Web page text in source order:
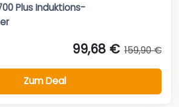
Plus Induktions-
99,68 € 159,90 €
Zum Deal